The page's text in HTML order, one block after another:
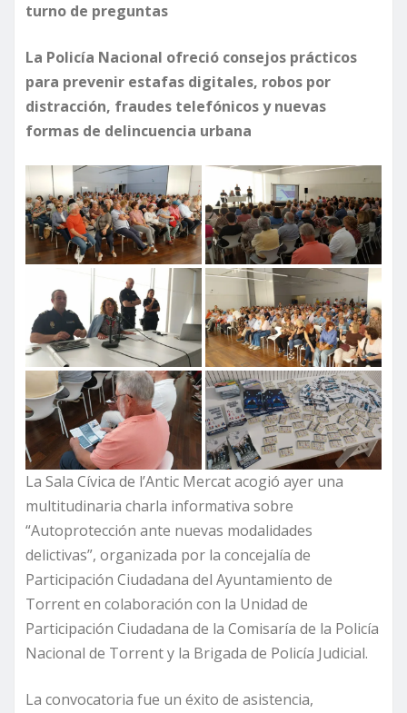
turno de preguntas
La Policía Nacional ofreció consejos prácticos
para prevenir estafas digitales, robos por
distracción, fraudes telefónicos y nuevas
formas de delincuencia urbana
La Sala Cívica de l’Antic Mercat acogió ayer una
multitudinaria charla informativa sobre
“Autoprotección ante nuevas modalidades
delictivas”, organizada por la concejalía de
Participación Ciudadana del Ayuntamiento de
Torrent en colaboración con la Unidad de
Participación Ciudadana de la Comisaría de la Policía
Nacional de Torrent y la Brigada de Policía Judicial.
La convocatoria fue un éxito de asistencia,